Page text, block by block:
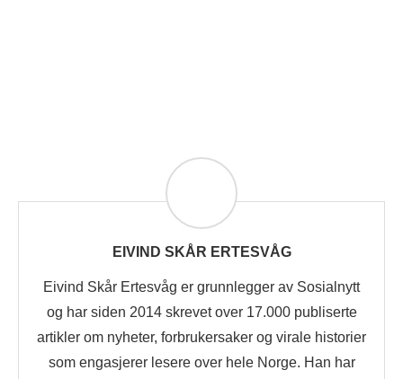
EIVIND SKÅR ERTESVÅG
Eivind Skår Ertesvåg er grunnlegger av Sosialnytt
og har siden 2014 skrevet over 17.000 publiserte
artikler om nyheter, forbrukersaker og virale historier
som engasjerer lesere over hele Norge. Han har